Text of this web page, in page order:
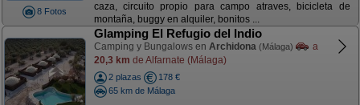
8 Fotos
caza, circuito propio para campo atraves, bicicleta de
montaña, buggy en alquiler, bonitos ...
Glamping El Refugio del Indio
Camping y Bungalows en Archidona (Málaga)
a
20,3 km de Alfarnate (Málaga)
2 plazas
178 €
65 km de Málaga